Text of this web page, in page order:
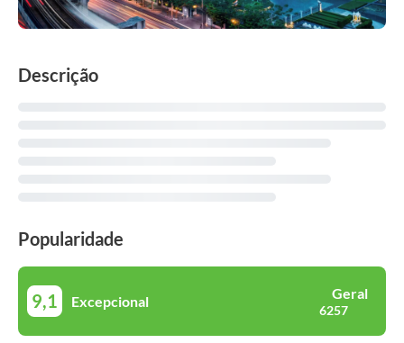
Descrição
Popularidade
9,1 Excepcional Geral
6257